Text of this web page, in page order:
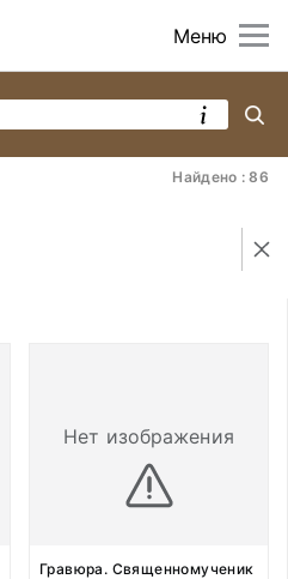
Меню
Найдено : 86
Нет изображения
Гравюра. Священномученик